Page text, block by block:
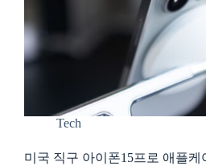
Tech
미국 직구 아이폰15프로 애플케